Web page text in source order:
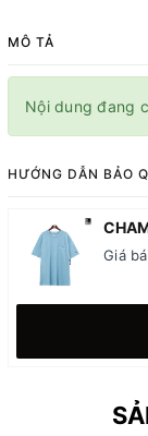
MÔ TẢ
Nội dung đang
HƯỚNG DẪN BẢO
Giá